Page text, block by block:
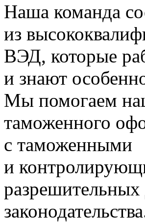
Наша команда
из
ВЭД, которые
и знают
Мы помогаем
таможенного
с таможенными
и